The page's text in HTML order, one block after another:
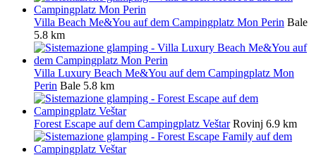
Villa Beach Me&You auf dem Campingplatz Mon Perin Bale
5.8 km
Villa Luxury Beach Me&You auf dem Campingplatz Mon
Perin Bale 5.8 km
Forest Escape auf dem Campingplatz Veštar Rovinj 6.9 km